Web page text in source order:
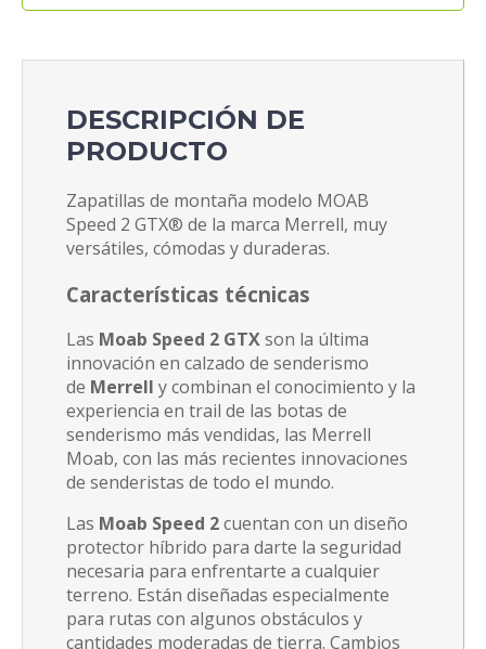
DESCRIPCIÓN DE
PRODUCTO
Zapatillas de montaña modelo MOAB
Speed 2 GTX® de la marca Merrell, muy
versátiles, cómodas y duraderas.
Características técnicas
Las Moab Speed 2 GTXson la última
innovación en calzado de senderismo
de Merrell y combinan el conocimiento y la
experiencia en trail de las botas de
senderismo más vendidas, las Merrell
Moab, con las más recientes innovaciones
de senderistas de todo el mundo.
Las Moab Speed 2cuentan con un diseño
protector híbrido para darte la seguridad
necesaria para enfrentarte a cualquier
terreno. Están diseñadas especialmente
para rutas con algunos obstáculos y
cantidades moderadas de tierra. Cambios